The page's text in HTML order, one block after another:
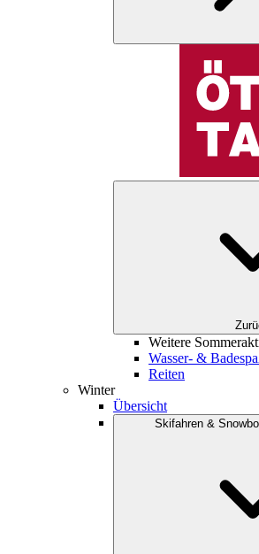
Weitere
Wasser- &
Reiten
Winter
Übersicht
Skifahren &